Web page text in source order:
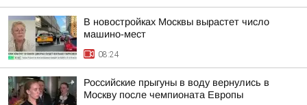
В новостройках Москвы вырастет число
машино-мест
08:24
Российские прыгуны в воду вернулись в
Москву после чемпионата Европы